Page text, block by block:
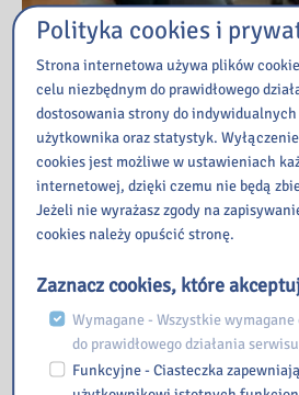
Polityka cookies i
Strona internetowa używa plików
celu niezbędnym do prawidłowego
dostosowania strony do
użytkownika oraz statystyk.
cookies jest możliwe w ustawieniach
internetowej, dzięki czemu nie będą
Jeżeli nie wyrażasz zgody na
cookies należy opuścić stronę.
Zaznacz cookies, które
Wymagane - Wszystkie
do prawidłowego działania
Funkcyjne - Ciasteczka